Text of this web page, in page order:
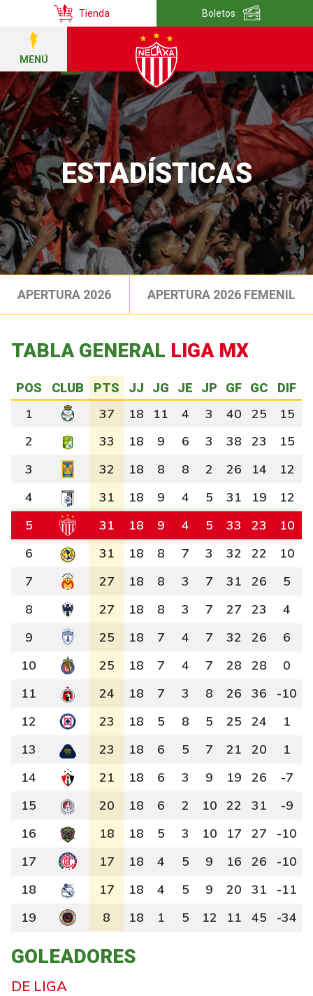
Tienda Boletos
MENÚ
ESTADÍSTICAS
APERTURA 2026 APERTURA 2026 FEMENIL
TABLA GENERAL LIGA MX
POS CLUB PTS JJ JG JE JP GF GC DIF
1 37 18 11 4 3 40 25
15
2
33 18 9 6 3 38 23
15
3
32 18 8 8 2 26 14
12
4
31 18 9 4 5 31 19
12
5
31 18 9 4 5 33 23
10
6
31 18 8 7 3 32 22
10
7
27 18 8 3 7 31 26
5
8
27 18 8 3 7 27 23
4
9
25 18 7 4 7 32 26
6
10
25 18 7 4 7 28 28
0
11
24 18 7 3 8 26 36
-10
12
23 18 5 8 5 25 24
1
13
23 18 6 5 7 21 20
1
14
21 18 6 3 9 19 26
-7
15
20 18 6 2 10 22 31
-9
16
18 18 5 3 10 17 27
-10
17
17 18 4 5 9 16 26
-10
18
17 18 4 5 9 20 31
-11
19
8 18 1 5 12 11 45 -34
GOLEADORES
DE LIGA